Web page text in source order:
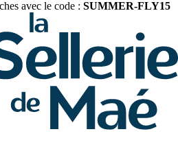
avec le code : SUMMER-FLY15